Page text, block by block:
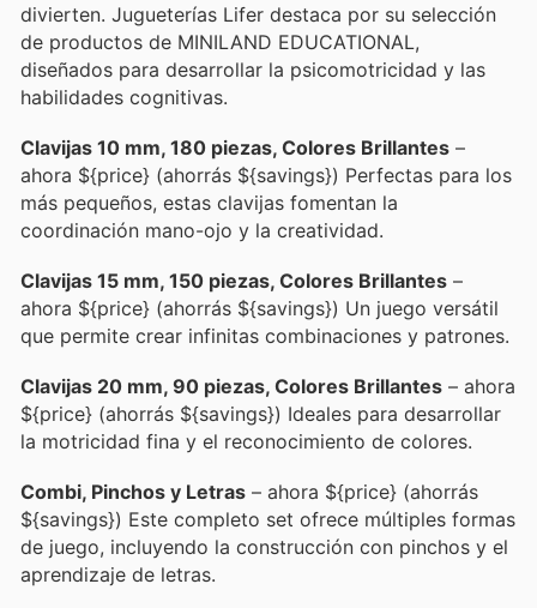
divierten. Jugueterías Lifer destaca por su selección
de productos de MINILAND EDUCATIONAL,
diseñados para desarrollar la psicomotricidad y las
habilidades cognitivas.
Clavijas 10 mm, 180 piezas, Colores Brillantes –
ahora ${price} (ahorrás ${savings}) Perfectas para los
más pequeños, estas clavijas fomentan la
coordinación mano-ojo y la creatividad.
Clavijas 15 mm, 150 piezas, Colores Brillantes –
ahora ${price} (ahorrás ${savings}) Un juego versátil
que permite crear infinitas combinaciones y patrones.
Clavijas 20 mm, 90 piezas, Colores Brillantes – ahora
${price} (ahorrás ${savings}) Ideales para desarrollar
la motricidad fina y el reconocimiento de colores.
Combi, Pinchos y Letras – ahora ${price} (ahorrás
${savings}) Este completo set ofrece múltiples formas
de juego, incluyendo la construcción con pinchos y el
aprendizaje de letras.